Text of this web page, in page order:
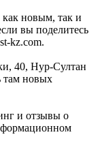
как новым, так и
вы поделитесь
kz.com.
40, Нур-Султан
там новых
и отзывы о